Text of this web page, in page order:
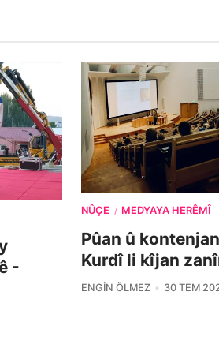
-
NÛÇE / MEDYAYA HERÊMÎ
Pûan û
Kurdî li kîjan
ENGIN ÖLMEZ 30 TEM